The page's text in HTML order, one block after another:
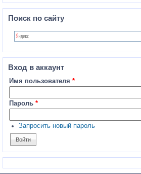
Поиск по сайту
Вход в аккаунт
Имя пользователя *
Пароль *
Запросить новый пароль